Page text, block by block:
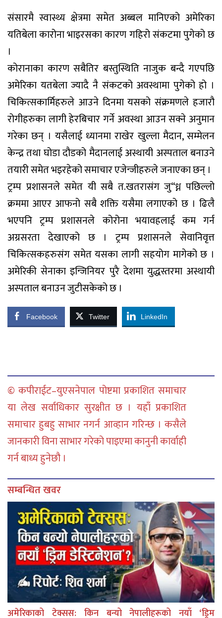
संसारमै स्वास्थ्य क्षेत्रमा समेत अब्बल मानिएको अमेरिका
यतिबेला कारोना भाइरसका कारण गहिरो संकटमा पुगेको छ
।
कोरानाका कारण सबैतिर बस्तुस्थिति नाजुक बन्दै गएपछि
अमेरिका यतबेला ज्यादै नै संकटको अवस्थामा पुगेको हो ।
चिकित्सकार्मिहरुले आउने दिनमा यसको संक्रमणले हजारौ
रोगीहरुका लागी हेरबिचार गर्ने अवस्था आउन सक्ने अनुमान
गरेका छन् । यसैलाई ध्यानमा राखेर खुल्ला मैदान, सम्मेलन
केन्द्र तथा घोडा दौडको मैदानलाई अस्थायी अस्पताल बनाउने
तयारी समेत भइरहेको समाचार एजेन्जीहरुले जनाएका छन् ।
ट्रम्प प्रशासनले समेत यी सबै त.खतरासंग जु“ध्न पछिल्लो
क्रममा आएर आफनो सबै शक्ति यसैमा लगाएको छ । ढिलै
भएपनि ट्रम्प प्रशासनले कोरोना भयावहलाई कम गर्न
अग्रसरता देखाएको छ । ट्रम्प प्रशासनले सेवानिवृत्त
चिकित्सकहरुसंग समेत यसका लागी सहयोग मागेको छ ।
अमेरिकी सेनाका इन्जिनियर पुरै देशमा युद्धस्तरमा अस्थायी
अस्पताल बनाउन जुटीसकेको छ ।
Facebook Twitter LinkedIn
© कपीराईट–युएसनेपाल पोष्टमा प्रकाशित समाचार
या लेख सर्वाधिकार सुरक्षीत छ । यहाँ प्रकाशित
समाचार हुबहु साभार नगर्न आव्हान गरिन्छ । कसैले
जानकारी विना साभार गरेको पाइएमा कानुनी कार्वाही
गर्न बाध्य हुनेछौ ।
सम्बन्धित खवर
अमेरिकाको टेक्सस: किन बन्यो नेपालीहरूको नयाँ ‘ड्रिम